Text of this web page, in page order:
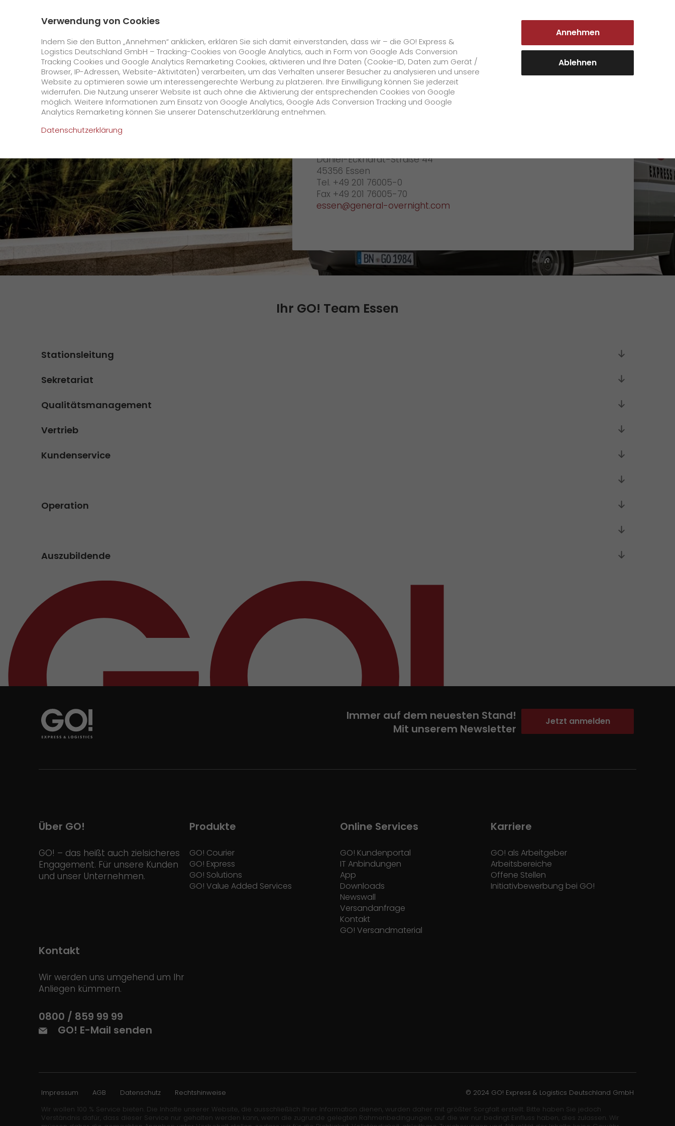
Login Kundenportal
GO! Courier GO! Express GO! Solutions GO! Value Added Services
Online Services
GO! Kundenportal
App
Downloads
Newswall
Wir rocken Ihre Logistik
Tiroler Currywurst in
Deutschlands EM-Stadien: GO!
liefert sie den VIPs
Versandanfrage
Kontakt
GO! Versandmaterial
Unternehmen
Daten & Fakten
Historie
CSR
Qualität
Zertifizierungen
Initiativbewerbung als Sortierkraft
Startseite Unternehmen Stationen Essen Ihr GO! Team Essen
GO! Essen
Daniel-Eckhardt-Straße 44
45356 Essen
Tel. +49 201 76005-0
Fax +49 201 76005-70
essen@general-overnight.com
Ihr GO! Team Essen
Stationsleitung
Sekretariat
Qualitätsmanagement
Vertrieb
Kundenservice
Operation
Auszubildende
Immer auf dem neuesten Stand!
Mit unserem Newsletter
Jetzt anmelden
Über GO!
GO! – das heißt auch zielsicheres
Engagement. Für unsere Kunden
und unser Unternehmen.
Produkte
GO! Courier
GO! Express
GO! Solutions
GO! Value Added Services
Online Services
GO! Kundenportal
IT Anbindungen
App
Downloads
Newswall
Versandanfrage
Kontakt
GO! Versandmaterial
Karriere
GO! als Arbeitgeber
Arbeitsbereiche
Offene Stellen
Initiativbewerbung bei GO!
Kontakt
Wir werden uns umgehend um Ihr
Anliegen kümmern.
0800 / 859 99 99
GO! E-Mail senden
Impressum AGB Datenschutz
Rechtshinweise
Wir wollen 100 % Service bieten. Die Inhalte unserer Website, die ausschließlich Ihrer Information dienen, wurden daher mit größter Sorgfalt erstellt. Bitte haben Sie jedoch
Verständnis dafür, dass dieser Service nur gehalten werden kann, wenn die zugrunde gelegten Rahmenbedingungen, auf die wir nur bedingt Einfluss haben, dies zulassen. Wir
© 2024 GO! Express & Logistics Deutschland GmbH
Verwendung von Cookies
Indem Sie den Button „Annehmen“ anklicken, erklären Sie sich damit einverstanden, dass wir – die GO! Express &
Logistics Deutschland GmbH – Tracking-Cookies von Google Analytics, auch in Form von Google Ads Conversion
Tracking Cookies und Google Analytics Remarketing Cookies, aktivieren und Ihre Daten (Cookie-ID, Daten zum Gerät /
Browser, IP-Adressen, Website-Aktivitäten) verarbeiten, um das Verhalten unserer Besucher zu analysieren und unsere
Website zu optimieren sowie um interessengerechte Werbung zu platzieren. Ihre Einwilligung können Sie jederzeit
widerrufen. Die Nutzung unserer Website ist auch ohne die Aktivierung der entsprechenden Cookies von Google
möglich. Weitere Informationen zum Einsatz von Google Analytics, Google Ads Conversion Tracking und Google
Analytics Remarketing können Sie unserer Datenschutzerklärung entnehmen.
Datenschutzerklärung
Annehmen
Ablehnen